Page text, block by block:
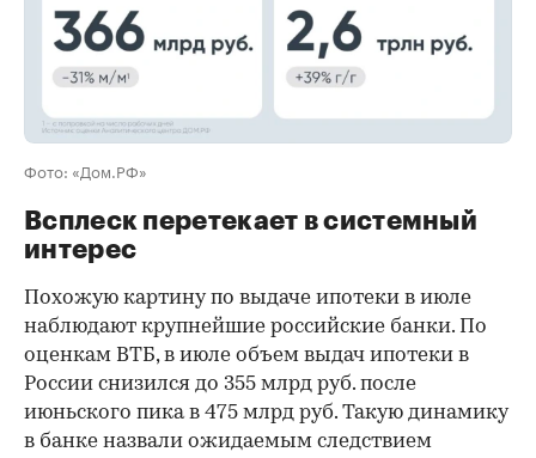
Фото: «Дом.РФ»
Всплеск перетекает в системный
интерес
Похожую картину по выдаче ипотеки в июле
наблюдают крупнейшие российские банки. По
оценкам ВТБ, в июле объем выдач ипотеки в
России снизился до 355 млрд руб. после
июньского пика в 475 млрд руб. Такую динамику
в банке назвали ожидаемым следствием